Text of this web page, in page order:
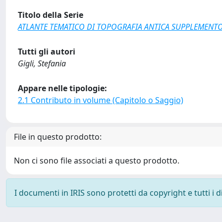
Titolo della Serie
ATLANTE TEMATICO DI TOPOGRAFIA ANTICA
Tutti gli autori
Gigli, Stefania
Appare nelle tipologie:
2.1 Contributo in volume (Capitolo o Saggio)
File in questo prodotto:
Non ci sono file associati a questo prodotto.
I documenti in IRIS sono protetti da copyright e tutti i